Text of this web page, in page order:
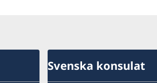
Svenska konsulat